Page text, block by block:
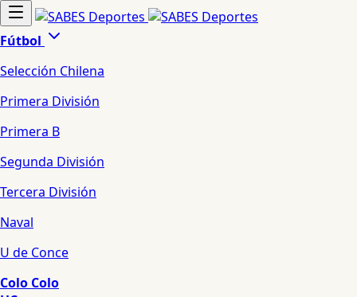
Fútbol
Selección Chilena
Primera División
Primera B
Segunda División
Tercera División
Naval
U de Conce
Colo Colo